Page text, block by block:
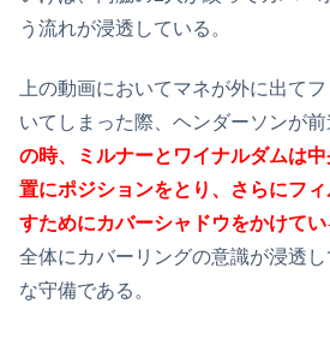
う流れが浸透している。
上の動画においてマネが外に出て
いてしまった際、ヘンダーソンが前
の時、ミルナーとワイナルダムは
置にポジションをとり、さらにフ
すためにカバーシャドウをかけてい
全体にカバーリングの意識が浸透
な守備である。